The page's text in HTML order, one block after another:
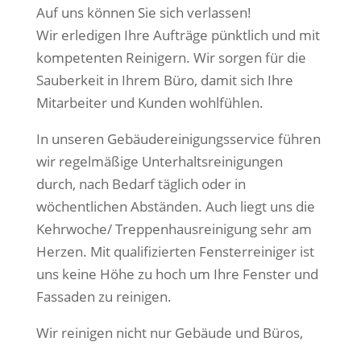
Auf uns können Sie sich verlassen!
Wir erledigen Ihre Aufträge pünktlich und mit
kompetenten Reinigern. Wir sorgen für die
Sauberkeit in Ihrem Büro, damit sich Ihre
Mitarbeiter und Kunden wohlfühlen.
In unseren Gebäudereinigungsservice führen
wir regelmäßige Unterhaltsreinigungen
durch, nach Bedarf täglich oder in
wöchentlichen Abständen. Auch liegt uns die
Kehrwoche/ Treppenhausreinigung sehr am
Herzen. Mit qualifizierten Fensterreiniger ist
uns keine Höhe zu hoch um Ihre Fenster und
Fassaden zu reinigen.
Wir reinigen nicht nur Gebäude und Büros,